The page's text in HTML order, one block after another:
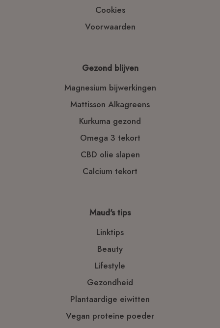
Cookies
Voorwaarden
Gezond blijven
Magnesium bijwerkingen
Mattisson Alkagreens
Kurkuma gezond
Omega 3 tekort
CBD olie slapen
Calcium tekort
Maud's tips
Linktips
Beauty
Lifestyle
Gezondheid
Plantaardige eiwitten
Vegan proteine poeder